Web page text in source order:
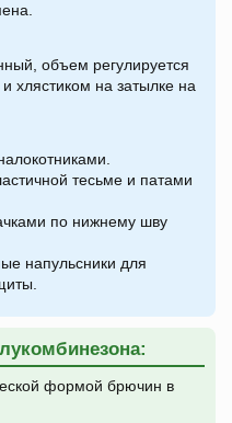
объем регулируется
хлястиком на затылке на
тесьме и патами
по нижнему шву
напульсники для
формой брючин в